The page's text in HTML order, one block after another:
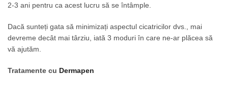
2-3 ani pentru ca acest lucru să se întâmple.
Dacă sunteți gata să minimizați aspectul cicatricilor dvs., mai
devreme decât mai târziu, iată 3 moduri în care ne-ar plăcea să
vă ajutăm.
Tratamente cu Dermapen